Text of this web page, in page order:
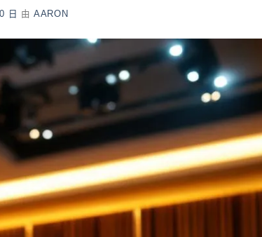
日 由AARON